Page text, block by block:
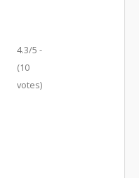
4.3/5 -
(10
votes)